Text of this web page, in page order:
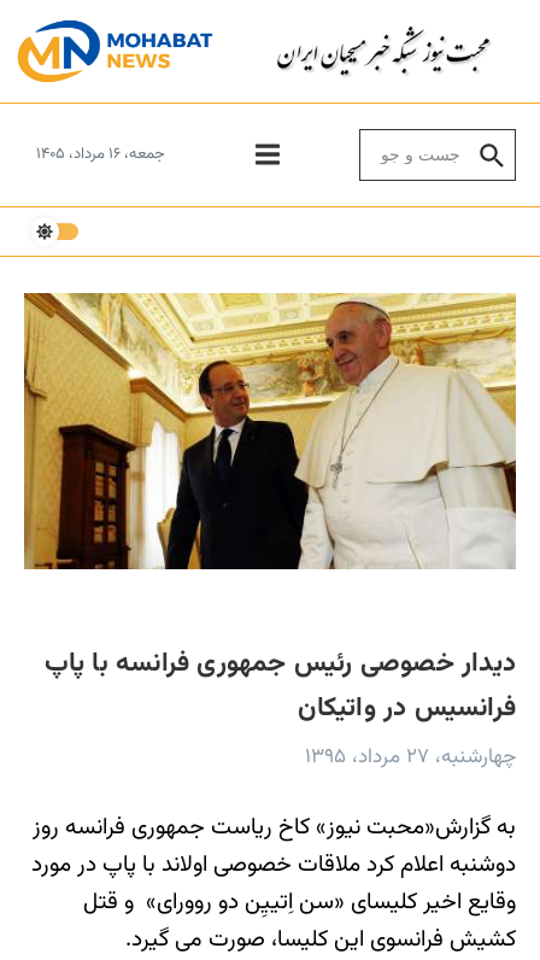
جمعه، ۱۶ مرداد، ۱۴۰۵
دیدار خصوصی رئیس جمهوری فرانسه با پاپ
فرانسیس در واتیکان
چهارشنبه، ۲۷ مرداد، ۱۳۹۵
به گزارش«محبت نیوز» کاخ ریاست جمهوری فرانسه روز
دوشنبه اعلام کرد ملاقات خصوصی اولاند با پاپ در مورد
وقایع اخیر کلیسای «سن اِتییِن دو روورای» و قتل
کشیش فرانسوی این کلیسا، صورت می گیرد.